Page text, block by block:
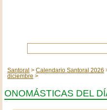
Santoral Calendario Santoral 2026
diciembre
ONOMÁSTICAS DEL